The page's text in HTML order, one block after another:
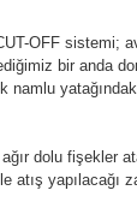
OFF sistemi;
bir
dolu fişekler
yapılacağı